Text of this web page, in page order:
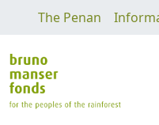
The Penan